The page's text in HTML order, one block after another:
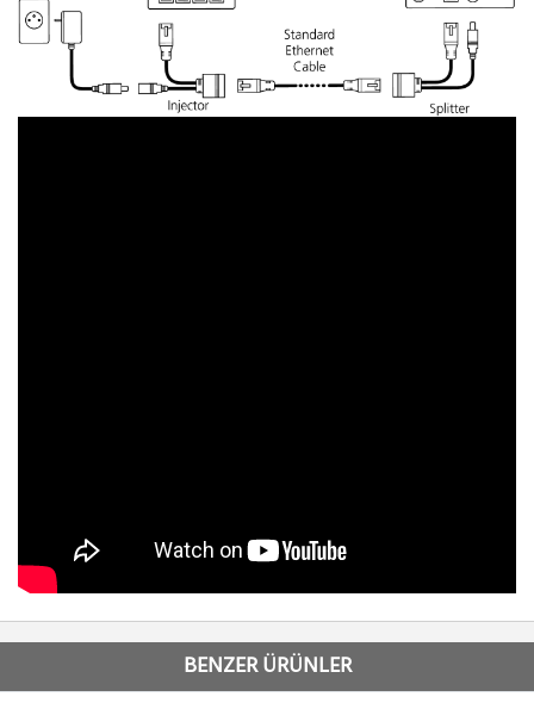
BENZER ÜRÜNLER